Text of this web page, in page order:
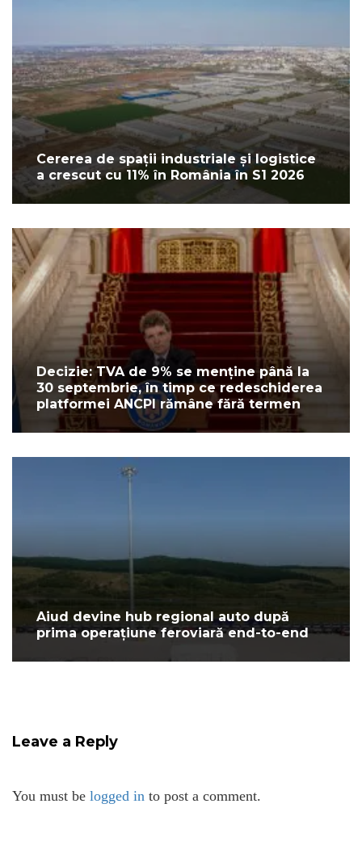
Cererea de spații industriale și logistice
a crescut cu 11% în România în S1 2026
Decizie: TVA de 9% se menține până la
30 septembrie, în timp ce redeschiderea
platformei ANCPI rămâne fără termen
Aiud devine hub regional auto după
prima operațiune feroviară end-to-end
Leave a Reply
You must be logged in to post a comment.